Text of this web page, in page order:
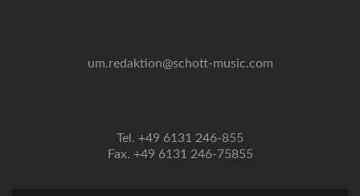
um.redaktion@schott-music.com
Tel. +49 6131 246-855
Fax. +49 6131 246-75855